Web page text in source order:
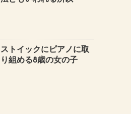
ストイックにピアノに取
り組める8歳の女の子